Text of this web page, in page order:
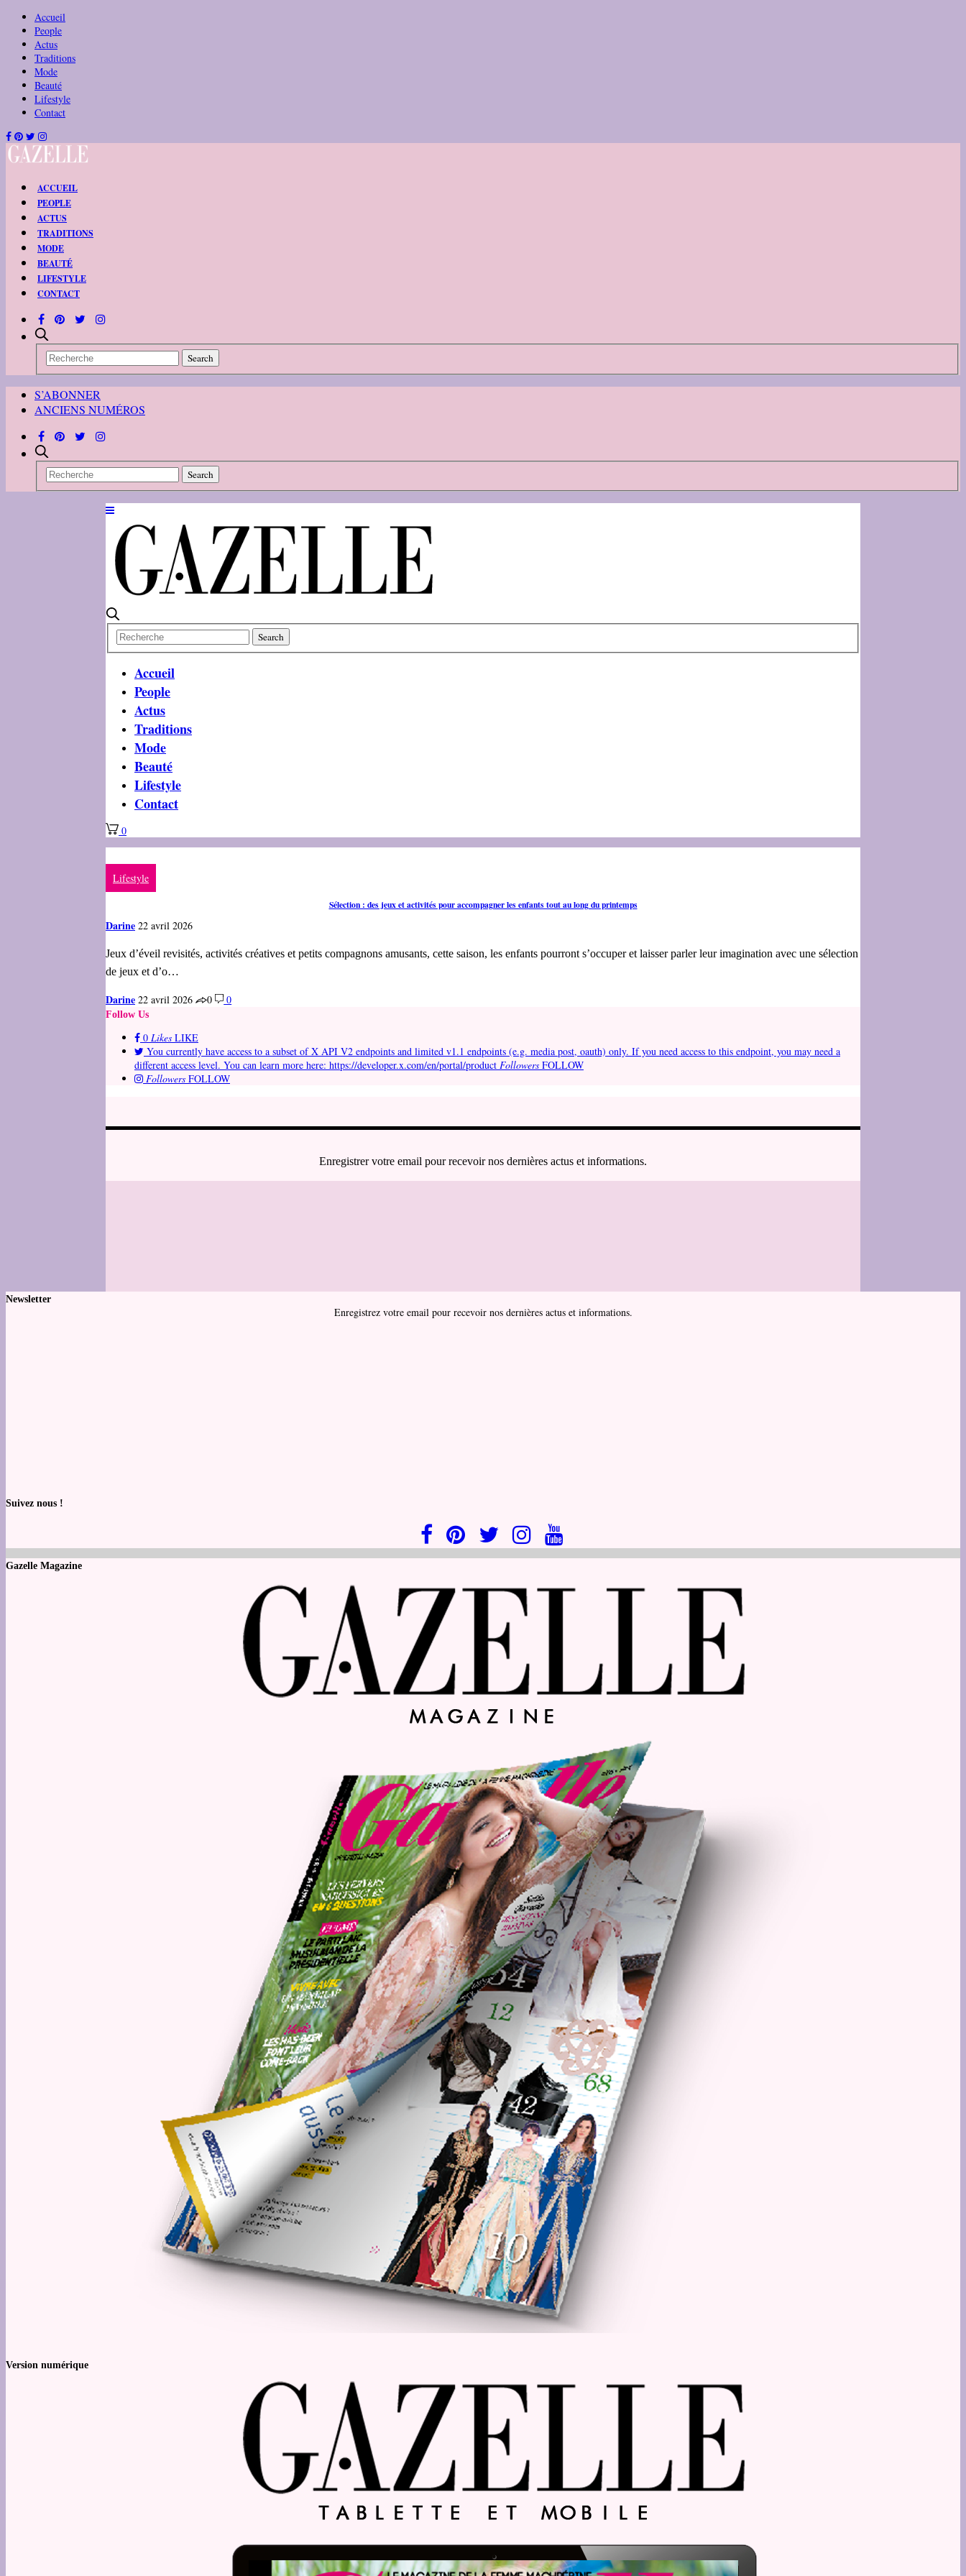
Accueil
People
Actus
Traditions
Mode
Beauté
Lifestyle
Contact
ACCUEIL
PEOPLE
ACTUS
TRADITIONS
MODE
BEAUTÉ
LIFESTYLE
CONTACT
S’ABONNER
ANCIENS NUMÉROS
Accueil
People
Actus
Traditions
Mode
Beauté
Lifestyle
Contact
0
Lifestyle
Sélection : des jeux et activités pour accompagner les enfants tout au long du printemps
Darine 22 avril 2026
Jeux d’éveil revisités, activités créatives et petits compagnons amusants, cette saison, les enfants pourront s’occuper et laisser parler leur imagination avec une sélection
de jeux et d’o…
Darine 22 avril 2026 0 0
Follow Us
0 Likes LIKE
You currently have access to a subset of X API V2 endpoints and limited v1.1 endpoints (e.g. media post, oauth) only. If you need access to this endpoint, you may need a
different access level. You can learn more here: https://developer.x.com/en/portal/product Followers FOLLOW
Followers FOLLOW
Enregistrer votre email pour recevoir nos dernières actus et informations.
Newsletter
Enregistrez votre email pour recevoir nos dernières actus et informations.
Suivez nous !
Gazelle Magazine
Version numérique